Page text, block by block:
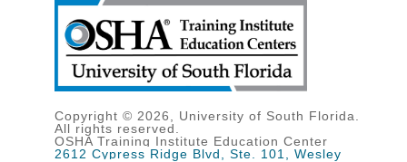
Copyright © 2026, University of South Florida.
All rights reserved.
OSHA Training Institute Education Center
2612 Cypress Ridge Blvd, Ste. 101, Wesley